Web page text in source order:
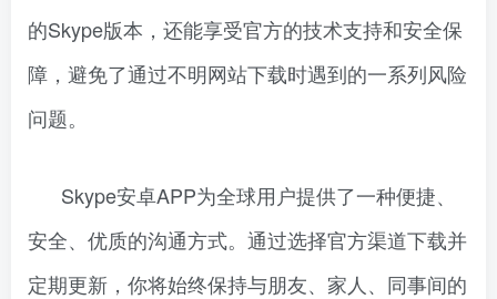
的Skype版本，还能享受官方的技术支持和安全保
障，避免了通过不明网站下载时遇到的一系列风险
问题。
Skype安卓APP为全球用户提供了一种便捷、
安全、优质的沟通方式。通过选择官方渠道下载并
定期更新，你将始终保持与朋友、家人、同事间的